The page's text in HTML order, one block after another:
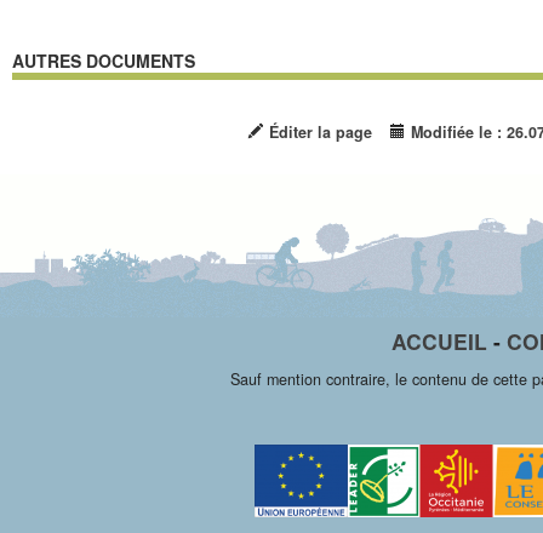
AUTRES DOCUMENTS
Éditer la page Modifiée le :
ACCUEIL -
Sauf mention contraire, le contenu de cette